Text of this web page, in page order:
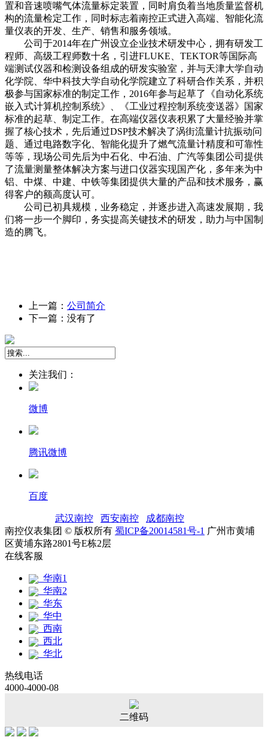
置和音速喷嘴气体流量标定装置，同时肩负着当地质量监督机
构的流量检定工作，同时标志着南控正式进入高端、智能化流
量仪表的开发、生产、销售和服务领域。
公司于2014年在广州设立企业技术研发中心，拥有研发工
程师、高级工程师数十名，引进FLUKE、TEKTOR等国际高
端测试仪器和检测设备组成的研发实验室，并与天津大学自动
化学院、华中科技大学自动化学院建立了科研合作关系，并积
极参与国家标准的制定工作，2016年参与起草了《自动化系统
嵌入式计算机控制系统》、《工业过程控制系统变送器》国家
标准的起草、制定工作。在高端仪器仪表积累了大量经验并掌
握了核心技术，先后通过DSP技术解决了涡街流量计抗振动问
题、通过电路数字化、智能化提升了燃气流量计精度和可靠性
等等，现场公司先后为中石化、中石油、广汽等集团公司提供
了流量测量整体解决方案与进口仪器实现国产化，多年来为中
铝、中煤、中建、中铁等集团提供大量的产品和技术服务，赢
得客户的额高度认可。
公司已初具规模，业务稳定，并逐步进入高速发展期，我
们将一步一个脚印，务实提高关键技术的研发，助力与中国制
造的腾飞。
上一篇： 公司简介
下一篇：没有了
关注我们：
微博
腾讯微博
百度
武汉南控 西安南控 成都南控
南控仪表集团 © 版权所有 蜀ICP备20014581号-1 广州市黄埔
区黄埔东路2801号E栋2层
在线客服
华南1
华南2
华东
华中
西南
西北
华北
热线电话
4000-4000-08
二维码